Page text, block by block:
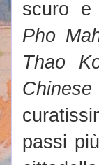
scuro
Pho
Thao
passi